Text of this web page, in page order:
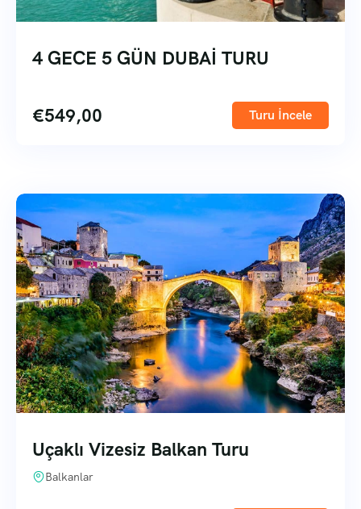
4 GECE 5 GÜN DUBAİ TURU
€549,00 Turu İncele
Uçaklı Vizesiz Balkan Turu
Balkanlar